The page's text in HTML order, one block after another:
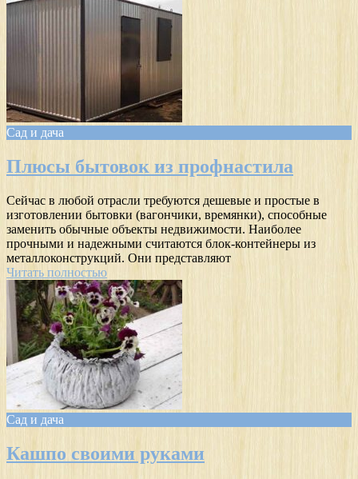
Сад и дача
Плюсы бытовок из профнастила
Сейчас в любой отрасли требуются дешевые и простые в
изготовлении бытовки (вагончики, времянки), способные
заменить обычные объекты недвижимости. Наиболее
прочными и надежными считаются блок-контейнеры из
металлоконструкций. Они представляют
Читать полностью
Сад и дача
Кашпо своими руками